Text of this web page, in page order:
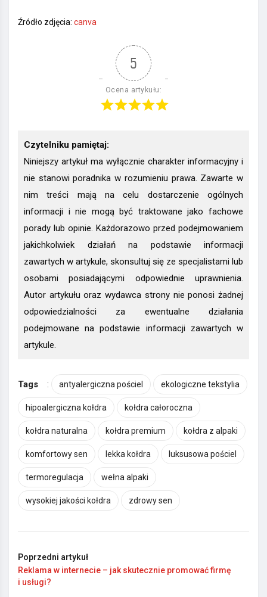
Źródło zdjęcia: canva
5
Ocena artykułu:
Czytelniku pamiętaj:
Niniejszy artykuł ma wyłącznie charakter informacyjny i
nie stanowi poradnika w rozumieniu prawa. Zawarte w
nim treści mają na celu dostarczenie ogólnych
informacji i nie mogą być traktowane jako fachowe
porady lub opinie. Każdorazowo przed podejmowaniem
jakichkolwiek działań na podstawie informacji
zawartych w artykule, skonsultuj się ze specjalistami lub
osobami posiadającymi odpowiednie uprawnienia.
Autor artykułu oraz wydawca strony nie ponosi żadnej
odpowiedzialności za ewentualne działania
podejmowane na podstawie informacji zawartych w
artykule.
Tags : antyalergiczna pościel ekologiczne tekstylia
hipoalergiczna kołdra kołdra całoroczna
kołdra naturalna kołdra premium kołdra z alpaki
komfortowy sen lekka kołdra luksusowa pościel
termoregulacja wełna alpaki
wysokiej jakości kołdra zdrowy sen
Poprzedni artykuł
Reklama w internecie – jak skutecznie promować firmę
i usługi?